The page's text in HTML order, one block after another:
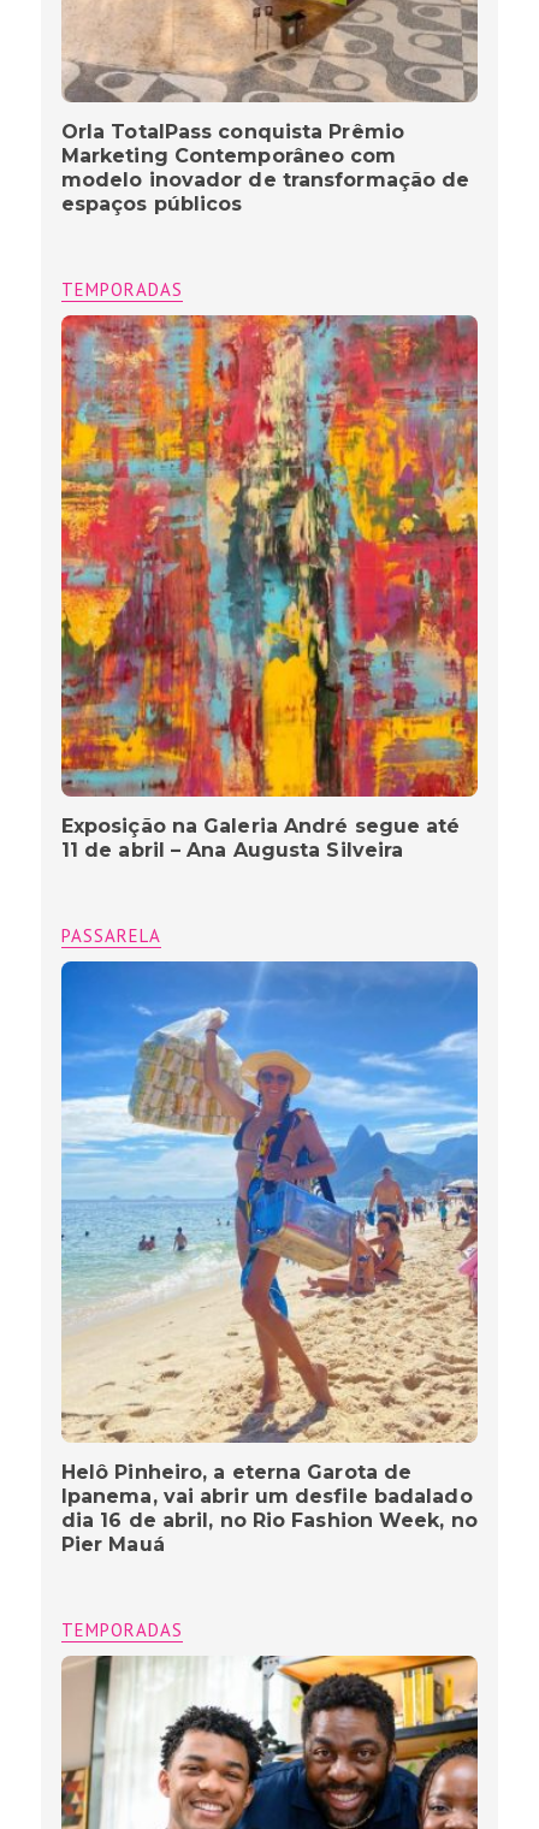
Orla TotalPass conquista Prêmio
Marketing Contemporâneo com
modelo inovador de transformação de
espaços públicos
TEMPORADAS
Exposição na Galeria André segue até
11 de abril – Ana Augusta Silveira
PASSARELA
Helô Pinheiro, a eterna Garota de
Ipanema, vai abrir um desfile badalado
dia 16 de abril, no Rio Fashion Week, no
Pier Mauá
TEMPORADAS